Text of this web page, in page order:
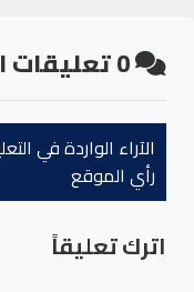
0تعليقات
الآراء الواردة في
رأي الموقع
اترك تعليقاً